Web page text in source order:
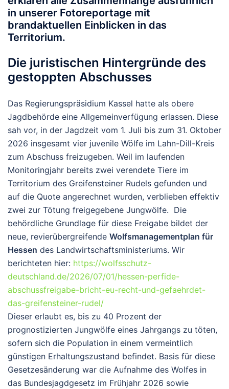
in unserer Fotoreportage mit
brandaktuellen Einblicken in das
Territorium.
Die juristischen Hintergründe des
gestoppten Abschusses
Das Regierungspräsidium Kassel hatte als obere
Jagdbehörde eine Allgemeinverfügung erlassen. Diese
sah vor, in der Jagdzeit vom 1. Juli bis zum 31. Oktober
2026 insgesamt vier juvenile Wölfe im Lahn-Dill-Kreis
zum Abschuss freizugeben. Weil im laufenden
Monitoringjahr bereits zwei verendete Tiere im
Territorium des Greifensteiner Rudels gefunden und
auf die Quote angerechnet wurden, verblieben effektiv
zwei zur Tötung freigegebene Jungwölfe. Die
behördliche Grundlage für diese Freigabe bildet der
neue, revierübergreifende Wolfsmanagementplan für
Hessen des Landwirtschaftsministeriums. Wir
berichteten hier: https://wolfsschutz-
deutschland.de/2026/07/01/hessen-perfide-
abschussfreigabe-bricht-eu-recht-und-gefaehrdet-
das-greifensteiner-rudel/
Dieser erlaubt es, bis zu 40 Prozent der
prognostizierten Jungwölfe eines Jahrgangs zu töten,
sofern sich die Population in einem vermeintlich
günstigen Erhaltungszustand befindet. Basis für diese
Gesetzesänderung war die Aufnahme des Wolfes in
das Bundesjagdgesetz im Frühjahr 2026 sowie